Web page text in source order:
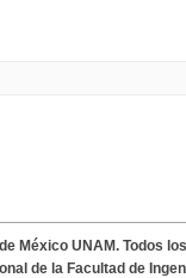
México UNAM. Todos
de la Facultad de